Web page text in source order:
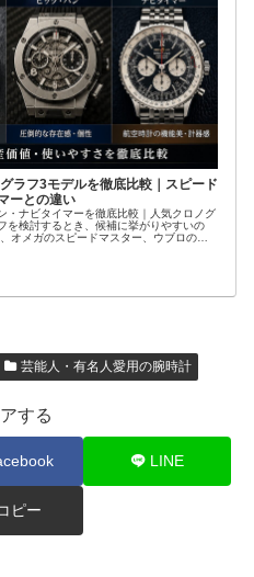
ラフ3モデルを徹底比較｜スピード
ーとの違い
・ナビタイマーを徹底比較｜人気クロノグ
を検討するとき、候補に挙がりやすいの
オメガのスピードマスター、ウブロのビ
芸能人・有名人愛用の腕時計
する
LINE
ピー